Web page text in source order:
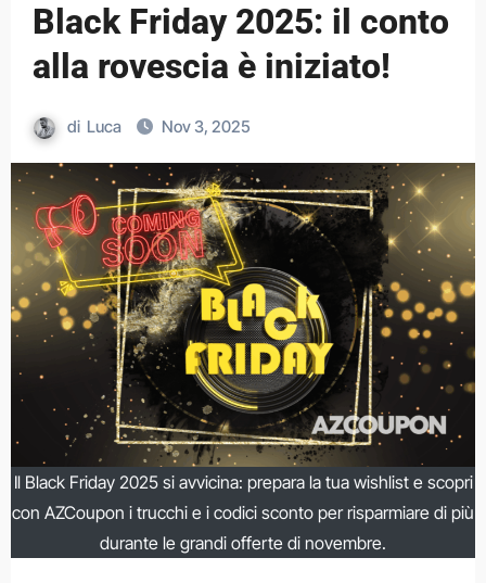
Black Friday 2025: il conto
alla rovescia è iniziato!
di Luca Nov 3, 2025
Il Black Friday 2025 si avvicina: prepara la tua wishlist e scopri
con AZCoupon i trucchi e i codici sconto per risparmiare di più
durante le grandi offerte di novembre.